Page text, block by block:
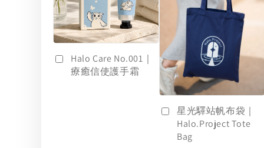
Halo Care No.001｜
療癒信使護手霜
星光驛站帆布袋｜
Halo.Project Tote
Bag